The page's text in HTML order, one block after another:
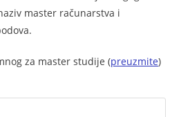
master računarstva i
za master studije (preuzmite)